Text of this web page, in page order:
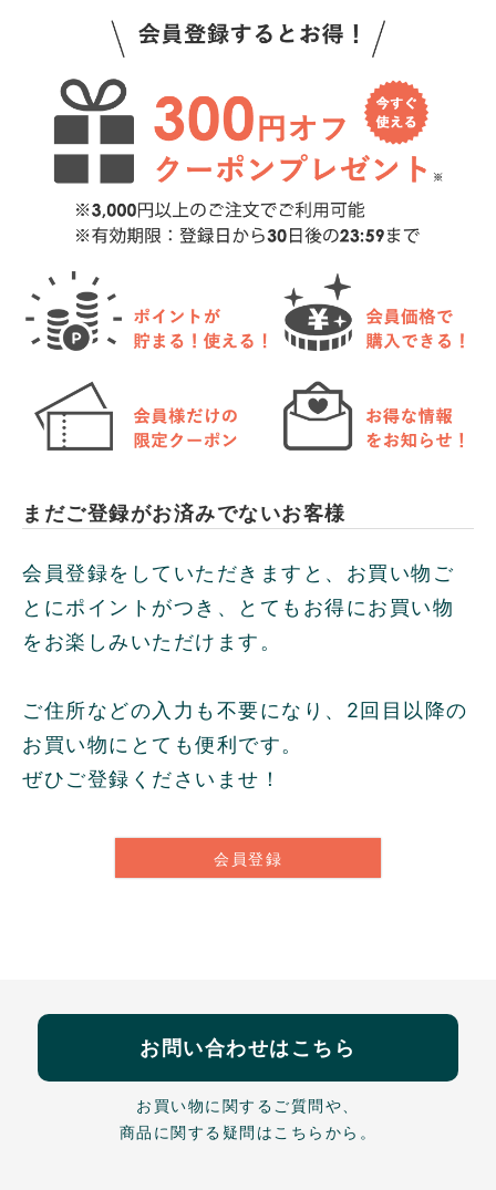
まだご登録がお済みでないお客様
会員登録をしていただきますと、お買い物ご
とにポイントがつき、とてもお得にお買い物
をお楽しみいただけます。
ご住所などの入力も不要になり、2回目以降の
お買い物にとても便利です。
ぜひご登録くださいませ！
会員登録
お問い合わせはこちら
お買い物に関するご質問や、
商品に関する疑問はこちらから。